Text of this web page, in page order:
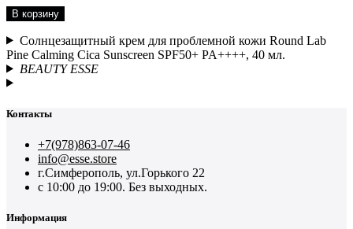
В корзину
Солнцезащитный крем для проблемной кожи Round Lab
Pine Calming Cica Sunscreen SPF50+ PA++++, 40 мл.
BEAUTY ESSE
Контакты
+7(978)863-07-46
info@esse.store
г.Симферополь, ул.Горького 22
с 10:00 до 19:00. Без выходных.
Информация